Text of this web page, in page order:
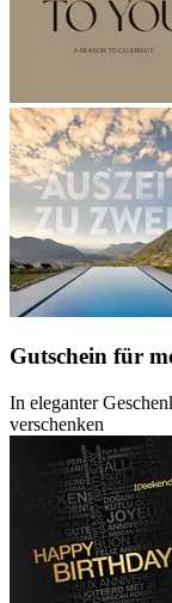
Gutschein für
In eleganter
verschenken